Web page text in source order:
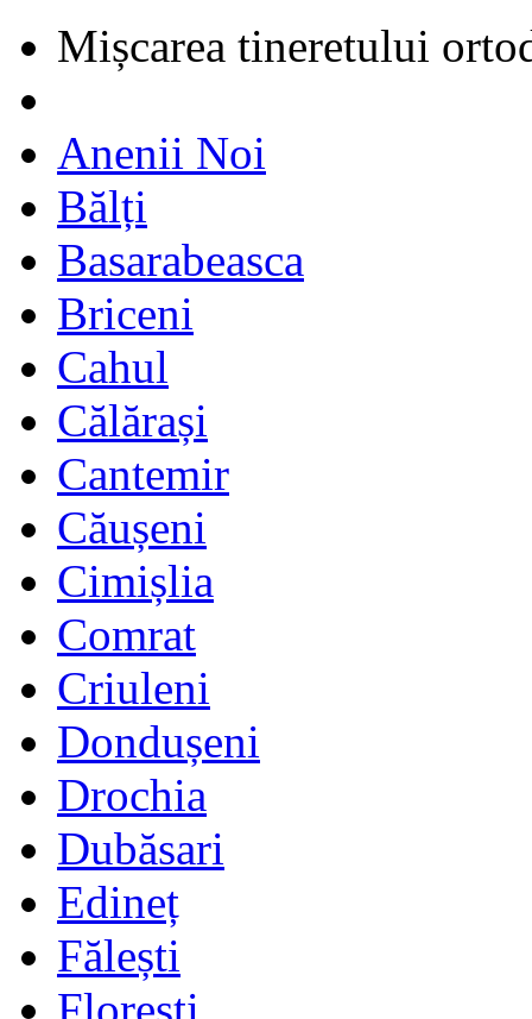
Mișcarea tineretului
Anenii Noi
Bălți
Basarabeasca
Briceni
Cahul
Călărași
Cantemir
Căușeni
Cimișlia
Comrat
Criuleni
Dondușeni
Drochia
Dubăsari
Edineț
Fălești